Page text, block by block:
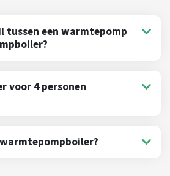
tussen een warmtepomp
voor 4 personen